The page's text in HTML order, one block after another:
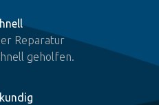
Reparatur
geholfen.